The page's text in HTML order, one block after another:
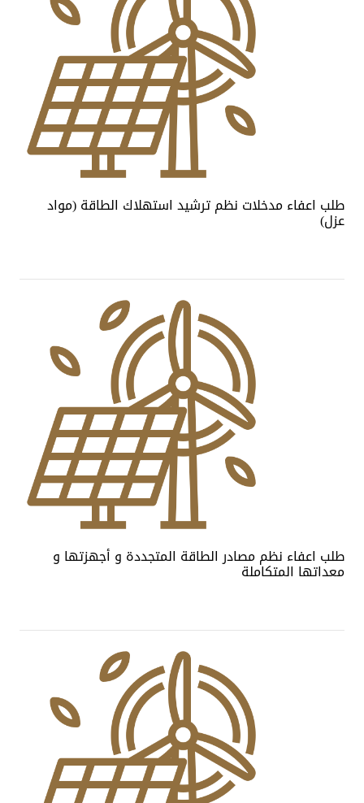
طلب اعفاء مدخلات نظم ترشيد استهلاك الطاقة (مواد
عزل)
طلب اعفاء نظم مصادر الطاقة المتجددة و أجهزتها و
معداتها المتكاملة